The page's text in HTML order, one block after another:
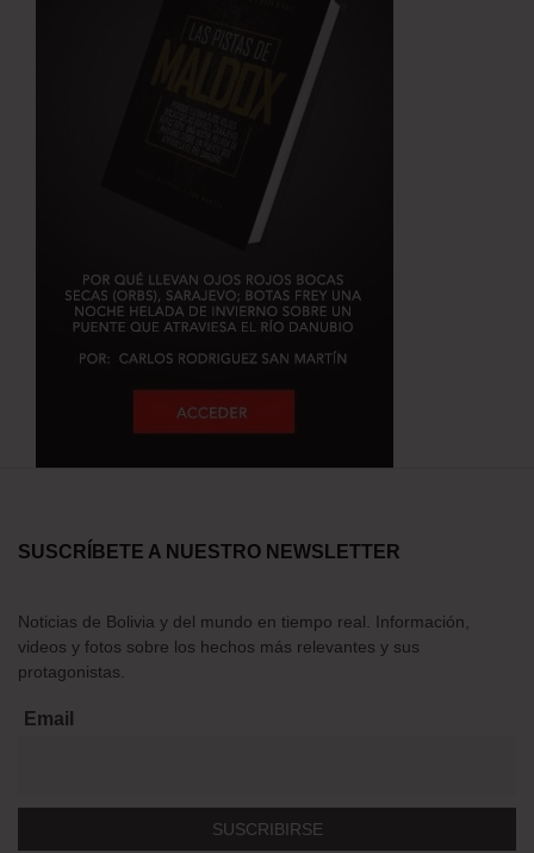
SUSCRÍBETE A NUESTRO NEWSLETTER
Noticias de Bolivia y del mundo en tiempo real. Información,
videos y fotos sobre los hechos más relevantes y sus
protagonistas.
Email